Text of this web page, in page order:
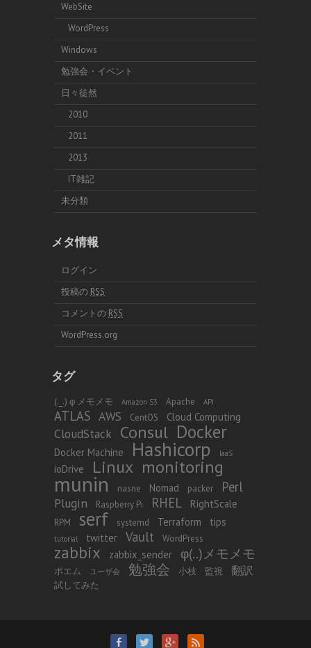
WebSite
WordPress
Windows
勉強会・イベント
日々徒然
2010
2011
2013
IT雑記
未分類
メタ情報
ログイン
投稿の RSS
コメントの RSS
WordPress.org
タグ
(._.) φ メモメモ Amazon S3 Apache API
ATLAS AWS CentOS Cloud Computing
CloudStack Consul Docker
Docker Machine Hashicorp IaaS
ioDrive Linux monitoring
munin nasne Nomad packer Perl
Plugin Raspberry Pi RHEL RightScale
RPM serf systemd Terraform tips
tutorial twitter Vault WordPress
zabbix zabbix_sender φ(..)メモメモ
ポエム ユーザ会 勉強会 小枝 監視 翻訳
試してみた